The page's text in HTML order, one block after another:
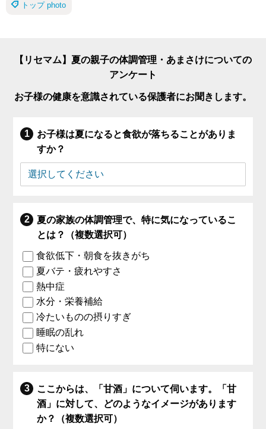
トップ photo
【リセマム】夏の親子の体調管理・あまさけについての
アンケート
お子様の健康を意識されている保護者にお聞きします。
お子様は夏になると食欲が落ちることがありま
すか？
夏の家族の体調管理で、特に気になっているこ
とは？（複数選択可）
食欲低下・朝食を抜きがち
夏バテ・疲れやすさ
熱中症
水分・栄養補給
冷たいものの摂りすぎ
睡眠の乱れ
特にない
ここからは、「甘酒」について伺います。「甘
酒」に対して、どのようなイメージがあります
か？（複数選択可）